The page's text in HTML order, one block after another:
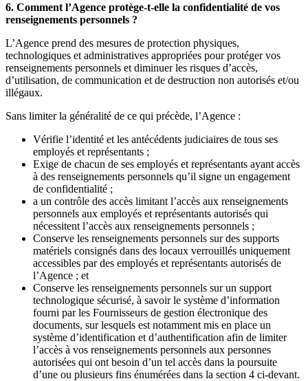
6. Comment l’Agence protège-t-elle la confidentialité de vos
renseignements personnels ?
L’Agence prend des mesures de protection physiques,
technologiques et administratives appropriées pour protéger vos
renseignements personnels et diminuer les risques d’accès,
d’utilisation, de communication et de destruction non autorisés et/ou
illégaux.
Sans limiter la généralité de ce qui précède, l’Agence :
Vérifie l’identité et les antécédents judiciaires de tous ses
employés et représentants ;
Exige de chacun de ses employés et représentants ayant accès
à des renseignements personnels qu’il signe un engagement
de confidentialité ;
a un contrôle des accès limitant l’accès aux renseignements
personnels aux employés et représentants autorisés qui
nécessitent l’accès aux renseignements personnels ;
Conserve les renseignements personnels sur des supports
matériels consignés dans des locaux verrouillés uniquement
accessibles par des employés et représentants autorisés de
l’Agence ; et
Conserve les renseignements personnels sur un support
technologique sécurisé, à savoir le système d’information
fourni par les Fournisseurs de gestion électronique des
documents, sur lesquels est notamment mis en place un
système d’identification et d’authentification afin de limiter
l’accès à vos renseignements personnels aux personnes
autorisées qui ont besoin d’un tel accès dans la poursuite
d’une ou plusieurs fins énumérées dans la section 4 ci-devant.